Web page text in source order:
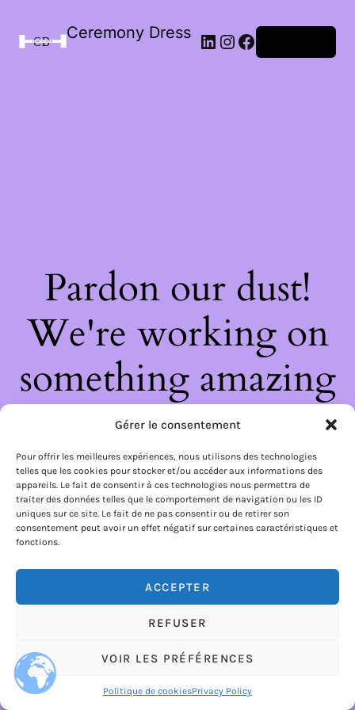
Gérer le consentement
Pour offrir les meilleures expériences, nous utilisons des technologies
telles que les cookies pour stocker et/ou accéder aux informations des
appareils. Le fait de consentir à ces technologies nous permettra de
traiter des données telles que le comportement de navigation ou les ID
uniques sur ce site. Le fait de ne pas consentir ou de retirer son
consentement peut avoir un effet négatif sur certaines caractéristiques et
fonctions.
ACCEPTER
REFUSER
VOIR LES PRÉFÉRENCES
Politique de cookiesPrivacy Policy
Ceremony Dress
Pardon our dust!
We're working on
something amazing
— check back soon!